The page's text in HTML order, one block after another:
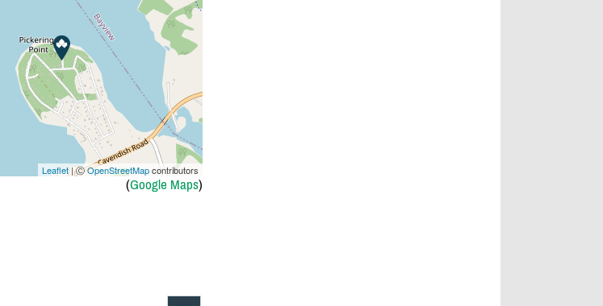
Leaflet| ⒸOpenStreetMapcontributors
(Google Maps)